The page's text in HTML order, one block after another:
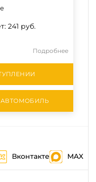
241 руб.
Подробнее
Вконтакте MAX